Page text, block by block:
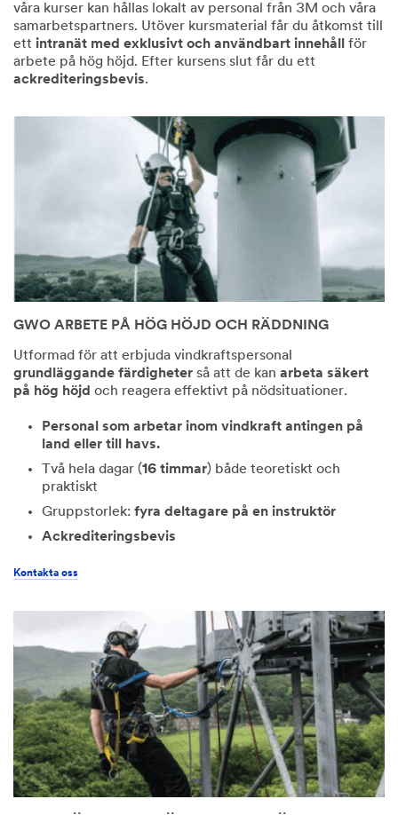
våra kurser kan hållas lokalt av personal från 3M och våra
samarbetspartners. Utöver kursmaterial får du åtkomst till
ett intranät med exklusivt och användbart innehåll för
arbete på hög höjd. Efter kursens slut får du ett
ackrediteringsbevis.
GWO ARBETE PÅ HÖG HÖJD OCH RÄDDNING
Utformad för att erbjuda vindkraftspersonal
grundläggande färdigheter så att de kan arbeta säkert
på hög höjd och reagera effektivt på nödsituationer.
Personal som arbetar inom vindkraft antingen på
land eller till havs.
Två hela dagar (16 timmar) både teoretiskt och
praktiskt
Gruppstorlek: fyra deltagare på en instruktör
Ackrediteringsbevis
Kontakta oss